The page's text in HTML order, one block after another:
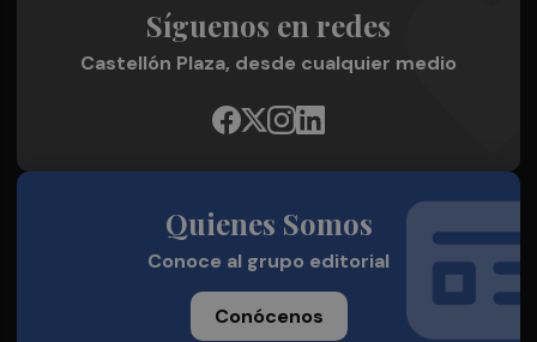
Síguenos en redes
Castellón Plaza, desde cualquier medio
Quienes Somos
Conoce al grupo editorial
Conócenos